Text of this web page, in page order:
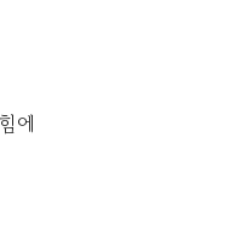
에